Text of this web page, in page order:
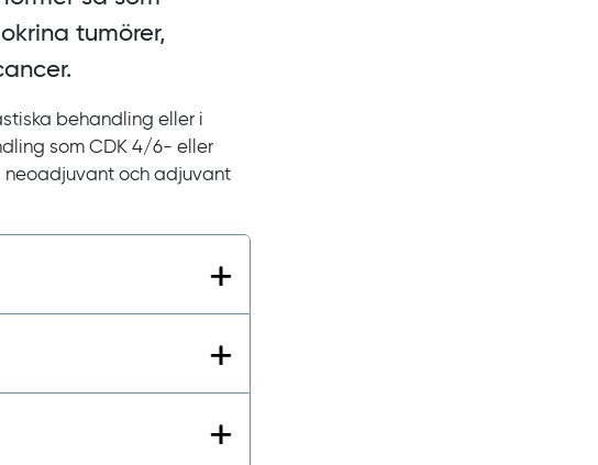
tumörer,
behandling eller i
som CDK 4/6- eller
neoadjuvant och adjuvant